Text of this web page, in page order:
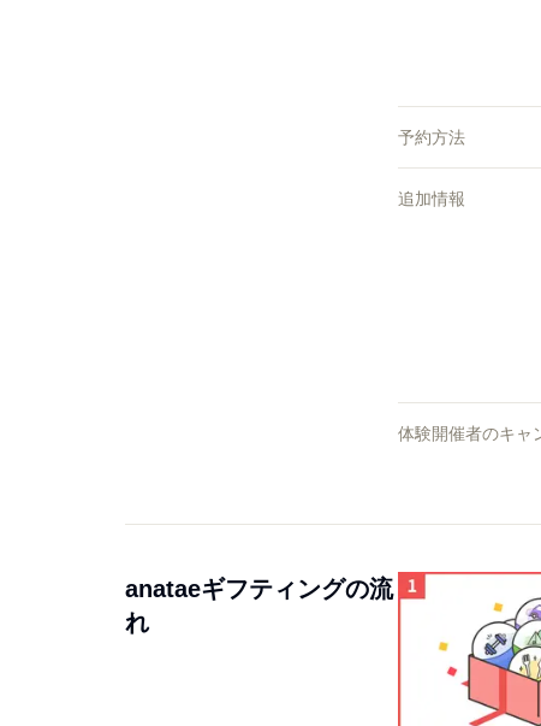
予約方法
追加情報
体験開催者のキャ
anataeギフティングの流
れ